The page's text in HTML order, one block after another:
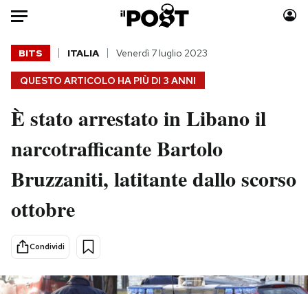
Auto
HOME
Italia
Politica
Tecnologia
Scienza
Cultura
Economia
Sport
Moda
Consumismi
Storie/Idee
Mondiali calcio 2026
QUESTO ARTICOLO HA PIÙ DI 3 ANNI
BITS ITALIA Venerdì 7 luglio 2023
È stato arrestato in Libano il
narcotrafficante Bartolo
Bruzzaniti, latitante dallo scorso
ottobre
Condividi